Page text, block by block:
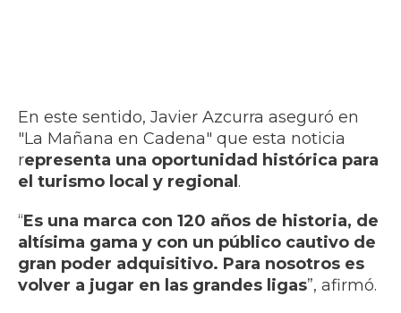
En este sentido, Javier Azcurra aseguró en
"La Mañana en Cadena" que esta noticia
representa una oportunidad histórica para
el turismo local y regional.
“Es una marca con 120 años de historia, de
altísima gama y con un público cautivo de
gran poder adquisitivo. Para nosotros es
volver a jugar en las grandes ligas”, afirmó.